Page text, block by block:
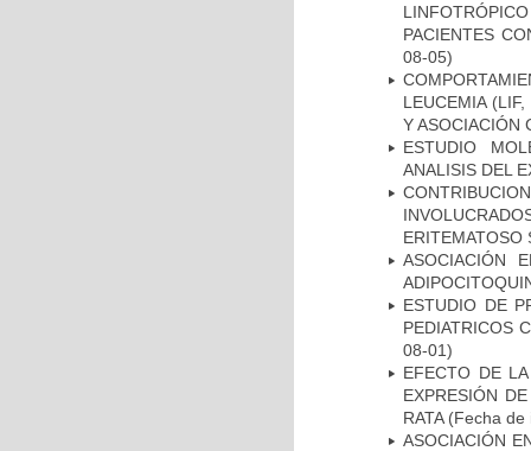
PACIENTES
08-05)
LEUCEMIA
Y ASOCIACIÓN
ESTUDIO
ANALISIS DEL
ERITEMATOSO
ASOCIACIÓN
ESTUDIO DE
PEDIATRICOS
08-01)
EFECTO DE
EXPRESIÓN
RATA(Fecha de
ASOCIACIÓN